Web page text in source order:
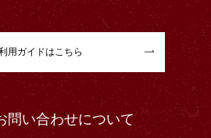
用ガイドはこちら
問い合わせについて